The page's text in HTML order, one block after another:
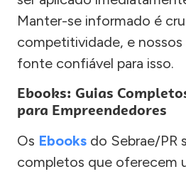
Manter-se informado é
competitividade, e nossos
fonte confiável para isso.
Ebooks: Guias
para Empreendedores
Os Ebooks do Sebrae/PR
completos que oferecem